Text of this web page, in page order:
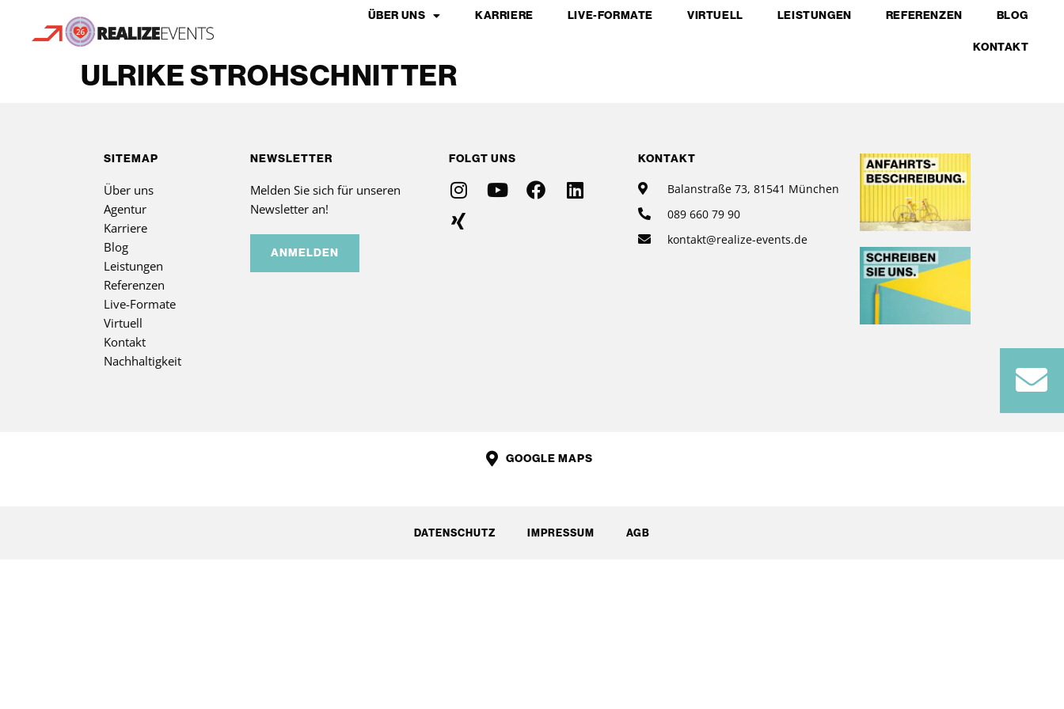
ÜBER UNS KARRIERE LIVE-FORMATE VIRTUELL LEISTUNGEN REFERENZEN BLOG
KONTAKT
ULRIKE STROHSCHNITTER
SITEMAP
Über uns
Agentur
Karriere
Blog
Leistungen
Referenzen
Live-Formate
Virtuell
Kontakt
Nachhaltigkeit
NEWSLETTER
Melden Sie sich für unseren
Newsletter an!
ANMELDEN
FOLGT UNS KONTAKT
Balanstraße 73, 81541 München
089 660 79 90
kontakt@realize-events.de
GOOGLE MAPS
DATENSCHUTZ IMPRESSUM AGB